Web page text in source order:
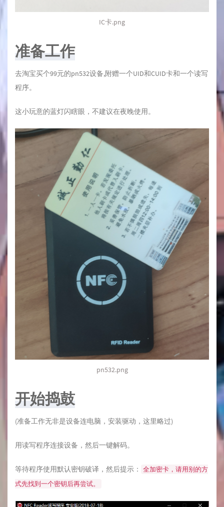
IC卡.png
准备工作
去淘宝买个99元的pn532设备,附赠一个UID和CUID卡和一个读写
程序。
这小玩意的蓝灯闪瞎眼，不建议在夜晚使用。
pn532.png
开始捣鼓
(准备工作无非是设备连电脑，安装驱动，这里略过)
用读写程序连接设备，然后一键解码。
等待程序使用默认密钥破译，然后提示：
全加密卡，请用别的方
式先找到一个密钥后再尝试。